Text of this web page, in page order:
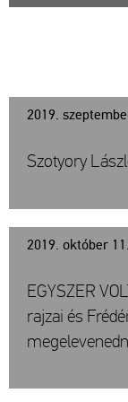
2019.
Szotyory
2019. október
EGYSZER
rajzai és